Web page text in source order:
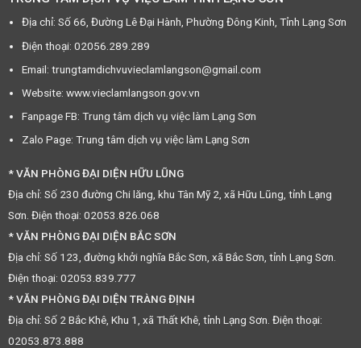
Địa chỉ: Số 66, Đường Lê Đại Hành, Phường Đông Kinh, Tỉnh Lạng Sơn
Điện thoại: 02056.289.289
Email: trungtamdichvuvieclamlangson@gmail.com
Website: www.vieclamlangson.gov.vn
Fanpage FB: Trung tâm dịch vụ việc làm Lạng Sơn
Zalo Page: Trung tâm dịch vụ việc làm Lạng Sơn
* VĂN PHÒNG ĐẠI DIỆN HỮU LŨNG
Địa chỉ: Số 230 đường Chi lăng, khu Tân Mỹ 2, xã Hữu Lũng, tỉnh Lạng
Sơn. Điện thoại: 02053.826.068
* VĂN PHÒNG ĐẠI DIỆN BẮC SƠN
Địa chỉ: Số 123, đường khởi nghĩa Bắc Sơn, xã Bắc Sơn, tỉnh Lạng Sơn.
Điện thoại: 02053.839.777
* VĂN PHÒNG ĐẠI DIỆN TRÀNG ĐỊNH
Địa chỉ: Số 2 Bắc Khê, Khu 1, xã Thất Khê, tỉnh Lạng Sơn. Điện thoại:
02053.873.888